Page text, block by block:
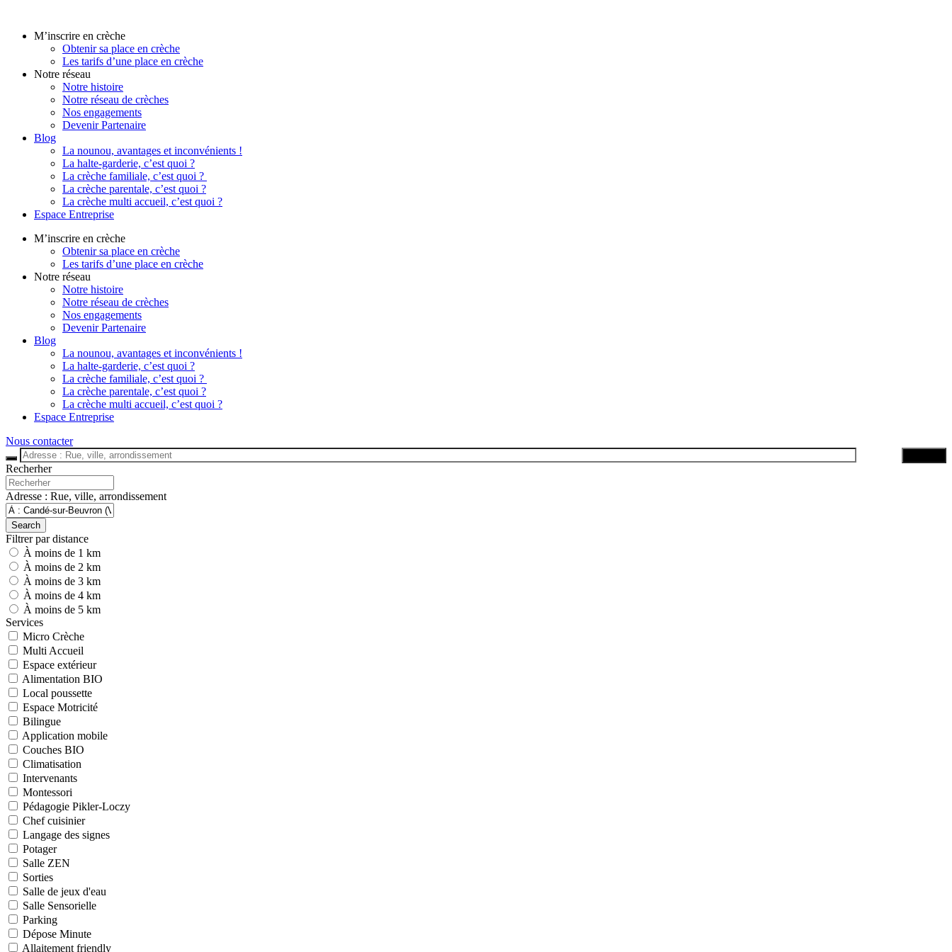
contenuM’inscrire en crèche
Obtenir sa place en crèche
Les tarifs d’une place en crèche
Notre réseau
Notre histoire
Notre réseau de crèches
Nos engagements
Devenir Partenaire
Blog
La nounou, avantages et inconvénients !
La halte-garderie, c’est quoi ?
La crèche familiale, c’est quoi ?
La crèche parentale, c’est quoi ?
La crèche multi accueil, c’est quoi ?
Espace Entreprise
M’inscrire en crèche
Obtenir sa place en crèche
Les tarifs d’une place en crèche
Notre réseau
Notre histoire
Notre réseau de crèches
Nos engagements
Devenir Partenaire
Blog
La nounou, avantages et inconvénients !
La halte-garderie, c’est quoi ?
La crèche familiale, c’est quoi ?
La crèche parentale, c’est quoi ?
La crèche multi accueil, c’est quoi ?
Espace Entreprise
Nous contacter
Recherher
Adresse : Rue, ville, arrondissement
Search
Filtrer par distance
À moins de 1 km
À moins de 2 km
À moins de 3 km
À moins de 4 km
À moins de 5 km
Services
Micro Crèche
Multi Accueil
Espace extérieur
Alimentation BIO
Local poussette
Espace Motricité
Bilingue
Application mobile
Couches BIO
Climatisation
Intervenants
Montessori
Pédagogie Pikler-Loczy
Chef cuisinier
Langage des signes
Potager
Salle ZEN
Sorties
Salle de jeux d'eau
Salle Sensorielle
Parking
Dépose Minute
Allaitement friendly